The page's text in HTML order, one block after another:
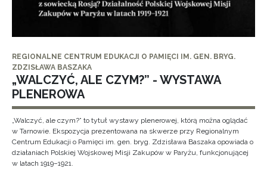
REGIONALNE CENTRUM EDUKACJI O PAMIĘCI IM. GEN. BRYG.
ZDZISŁAWA BASZAKA
„WALCZYĆ, ALE CZYM?” - WYSTAWA
PLENEROWA
„Walczyć, ale czym?” to tytuł wystawy plenerowej, którą można oglądać
w Tarnowie. Ekspozycja prezentowana na skwerze przy Regionalnym
Centrum Edukacji o Pamięci im. gen. bryg. Zdzisława Baszaka opowiada o
działaniach Polskiej Wojskowej Misji Zakupów w Paryżu, funkcjonującej
w latach 1919–1921.